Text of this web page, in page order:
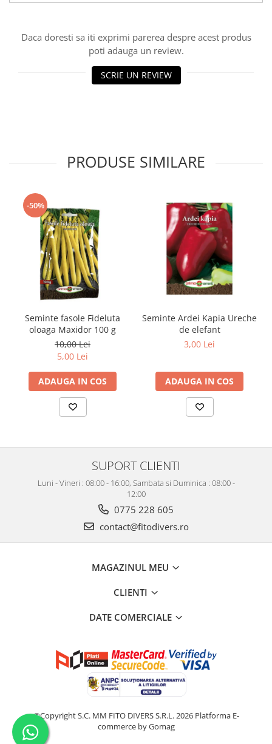
Daca doresti sa iti exprimi parerea despre acest produs
poti adauga un review.
SCRIE UN REVIEW
PRODUSE SIMILARE
-50%
Seminte fasole Fideluta
oloaga Maxidor 100 g
10,00 Lei
5,00 Lei
ADAUGA IN COS
Seminte Ardei Kapia Ureche
de elefant
3,00 Lei
ADAUGA IN COS
SUPORT CLIENTI
Luni - Vineri : 08:00 - 16:00, Sambata si Duminica : 08:00 -
12:00
0775 228 605
contact@fitodivers.ro
MAGAZINUL MEU
CLIENTI
DATE COMERCIALE
©Copyright S.C. MM FITO DIVERS S.R.L. 2026 Platforma E-
commerce by Gomag